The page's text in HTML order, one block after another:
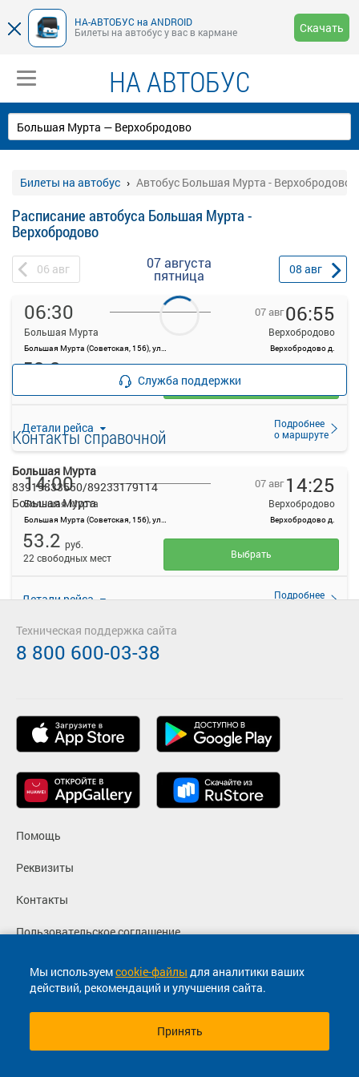
НА-АВТОБУС на ANDROID
Билеты на автобус у вас в кармане
Скачать
НА АВТОБУС
Билеты на автобус Автобус Большая Мурта - Верхобродово
Расписание автобуса Большая Мурта -
Верхобродово
06 авг 07 августа
пятница 08 авг
06:30
Большая Мурта
Большая Мурта (Советская, 156), ул. Кирова, 32
07 авг06:55
Верхобродово
Верхобродово д.
Детали рейса
Подробнее
о маршруте
53.2
Выбрать
14:00
Большая Мурта
Большая Мурта (Советская, 156), ул. Кирова, 32
07 авг 14:25
Верхобродово
Верхобродово д.
Детали рейса
Подробнее
53.2 руб.
22 свободных мест
Выбрать
Служба поддержки
Контакты справочной
Большая Мурта
83919833550/89233179114
Большая Мурта
Мы используемcookie-файлы для аналитики ваших
действий, рекомендаций и улучшения сайта.
Принять
Помощь
Реквизиты
Контакты
Пользовательское соглашение
Политика конфиденциальности
Согласие на маркетинговые сообщения
Техническая поддержка сайта
8 800 600-03-38
© 2013-2026, ООО "Капитал"- Онлайн сервис продажи